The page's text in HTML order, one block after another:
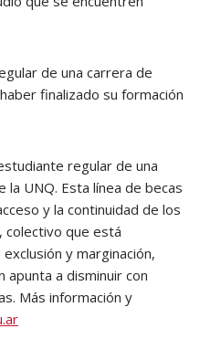
de una carrera de
finalizado su formación
regular de una
UNQ. Esta línea de becas
y la continuidad de los
colectivo que está
y marginación,
apunta a disminuir con
Más información y